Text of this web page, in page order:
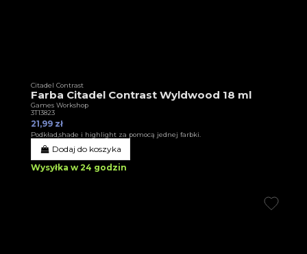
Citadel Contrast
Farba Citadel Contrast Wyldwood 18 ml
Games Workshop
3T13823
21,99 zł
Podkład,shade i highlight za pomocą jednej farbki.
Dodaj do koszyka
Wysyłka w 24 godzin